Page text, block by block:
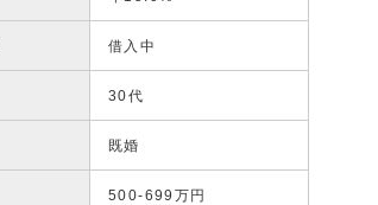
借入中
30代
既婚
500-699万円